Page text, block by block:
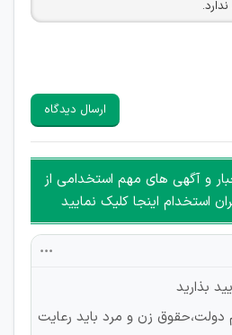
وجود ندارد.
که به هر طریقی قصد مأیوس کردن
به سایر افراد (مسئول و غیر مسئول)
ملاقات حضوری چه به صورت دسته
سایت وجود ندارد.
ارسال دیدگاه
و آگهی های مهم استخدامی از
استخدام اینجا کلیک نمایید
بذارید
دولت،حقوق زن و مرد باید رعایت